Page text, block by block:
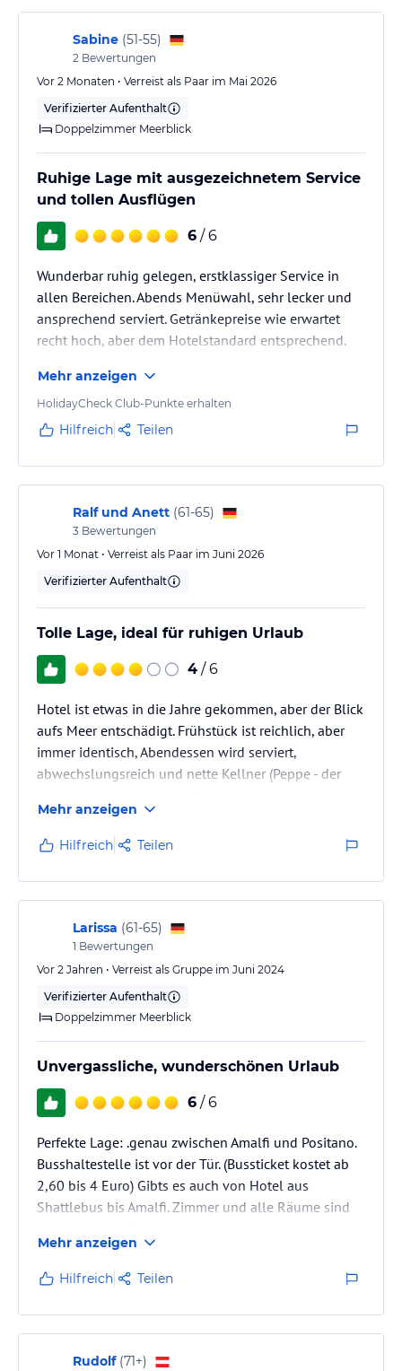
Sie über eine Steintreppe gelangen. Hier können Sie die Sonne
genießen und im kristallklaren Wasser des Mittelmeers
schwimmen. Der Meerwasserpool des Hotels befindet sich auf
einer Terrasse zwischen dem Hotel und dem Meer und bietet eine
und die Schönheit der Amalfiküste in vollen Zügen zu genießen.
verbindlichenAngebotsdetailsdes jeweiligen Veranstalters.
Sabine (51-55)
2 Bewertungen
Vor 2 Monaten • Verreist als Paar im Mai 2026
Verifizierter Aufenthalt
Doppelzimmer Meerblick
Ruhige Lage mit ausgezeichnetem Service
und tollen Ausflügen
6 / 6
Wunderbar ruhig gelegen, erstklassiger Service in
allen Bereichen. Abends Menüwahl, sehr lecker und
ansprechend serviert. Getränkepreise wie erwartet
recht hoch, aber dem Hotelstandard entsprechend.
leckere Speisen wie Panini und Getränke. Service
aufmerksam und alles immer picobello sauber. Ein
über die Rezeption organisierter Ausflug nach Capri
Danke, Belvedere.
Mehr anzeigen
HolidayCheck Club-Punkte erhalten
Hilfreich Teilen
Ralf und Anett (61-65)
3 Bewertungen
Vor 1 Monat • Verreist als Paar im Juni 2026
Verifizierter Aufenthalt
Tolle Lage, ideal für ruhigen Urlaub
4 / 6
Hotel ist etwas in die Jahre gekommen, aber der Blick
aufs Meer entschädigt. Frühstück ist reichlich, aber
immer identisch, Abendessen wird serviert,
abwechslungsreich und nette Kellner (Peppe - der
von 7.30-18 Uhr geöffnet - etwas schade, wenn man
Frühaufsteher ist. Das Hotel liegt direkt an der
Küstenstraße, trotzdem ruhig, Spaziergänge sind nur
in den Ort Conca de Marini möglich (viele Stufen),
sonst nicht. Haltestelle für den Bus direkt vor der Tür
Mehr anzeigen
Hilfreich Teilen
Larissa (61-65)
1 Bewertungen
Vor 2 Jahren • Verreist als Gruppe im Juni 2024
Verifizierter Aufenthalt
Doppelzimmer Meerblick
Unvergassliche, wunderschönen Urlaub
6 / 6
Perfekte Lage: .genau zwischen Amalfi und Positano.
Busshaltestelle ist vor der Tür. (Bussticket kostet ab
2,60 bis 4 Euro) Gibts es auch von Hotel aus
Shattlebus bis Amalfi. Zimmer und alle Räume sind
Grossen Strandtücher und Liegen stehen zu
Verfühgung kostenlos. Leckere Küche und
ausgezeichtete Bedienung. Wir waren 5 Tage da und
haben jede Minute im Hotel genossen.
Mehr anzeigen
Hilfreich Teilen
Rudolf (71+)